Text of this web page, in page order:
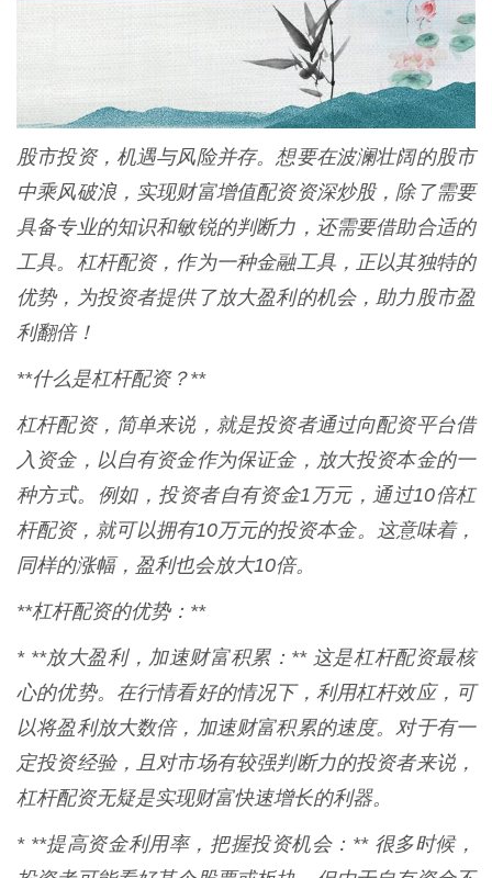
股市投资，机遇与风险并存。想要在波澜壮阔的股市
中乘风破浪，实现财富增值配资资深炒股，除了需要
具备专业的知识和敏锐的判断力，还需要借助合适的
工具。杠杆配资，作为一种金融工具，正以其独特的
优势，为投资者提供了放大盈利的机会，助力股市盈
利翻倍！
**什么是杠杆配资？**
杠杆配资，简单来说，就是投资者通过向配资平台借
入资金，以自有资金作为保证金，放大投资本金的一
种方式。例如，投资者自有资金1万元，通过10倍杠
杆配资，就可以拥有10万元的投资本金。这意味着，
同样的涨幅，盈利也会放大10倍。
**杠杆配资的优势：**
* **放大盈利，加速财富积累：** 这是杠杆配资最核
心的优势。在行情看好的情况下，利用杠杆效应，可
以将盈利放大数倍，加速财富积累的速度。对于有一
定投资经验，且对市场有较强判断力的投资者来说，
杠杆配资无疑是实现财富快速增长的利器。
* **提高资金利用率，把握投资机会：** 很多时候，